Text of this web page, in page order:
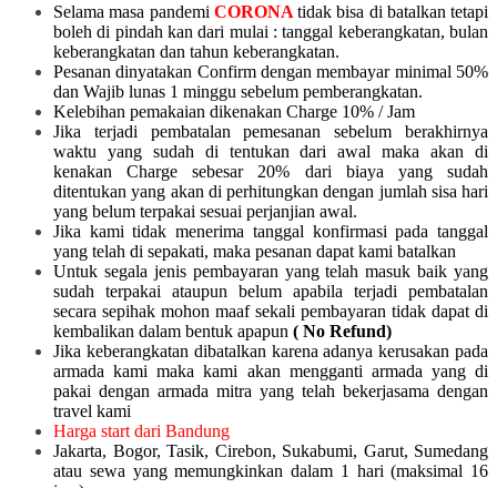
Selama masa pandemi CORONA tidak bisa di batalkan tetapi
boleh di pindah kan dari mulai :tanggal keberangkatan, bulan
keberangkatan dan tahun keberangkatan.
Pesanan dinyatakan Confirm dengan membayar minimal 50%
dan Wajib lunas 1 minggu sebelum pemberangkatan.
Kelebihan pemakaian dikenakan Charge 10% / Jam
Jika terjadi pembatalan pemesanan sebelum berakhirnya
waktu yang sudah di tentukan dari awal maka akan di
kenakan Charge sebesar 20% dari biaya yang sudah
ditentukan yang akan di perhitungkan dengan jumlah sisa hari
yang belum terpakai sesuai perjanjian awal.
Jika kami tidak menerima tanggal konfirmasi pada tanggal
yang telah di sepakati, maka pesanan dapat kami batalkan
Untuk segala jenis pembayaran yang telah masuk baik yang
sudah terpakai ataupun belum apabila terjadi pembatalan
secara sepihak mohon maaf sekali pembayaran tidak dapat di
kembalikan dalam bentuk apapun ( No Refund)
Jika keberangkatan dibatalkan karena adanya kerusakan pada
armada kami maka kami akan mengganti armada yang di
pakai dengan armada mitra yang telah bekerjasama dengan
travel kami
Harga start dari Bandung
Jakarta, Bogor, Tasik, Cirebon, Sukabumi, Garut, Sumedang
atau sewa yang memungkinkan dalam 1 hari (maksimal 16